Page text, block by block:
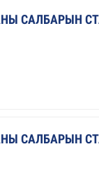
САЛБАРЫН
САЛБАРЫН